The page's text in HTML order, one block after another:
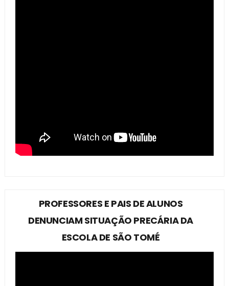
PROFESSORES E PAIS DE ALUNOS
DENUNCIAM SITUAÇÃO PRECÁRIA DA
ESCOLA DE SÃO TOMÉ